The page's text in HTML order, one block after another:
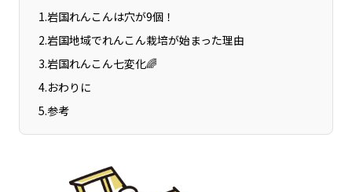
香川エリア
1.岩国れんこんは穴が9個！
2.岩国地域でれんこん栽培が始まった理由
3.岩国れんこん七変化🌈
4.おわりに
5.参考